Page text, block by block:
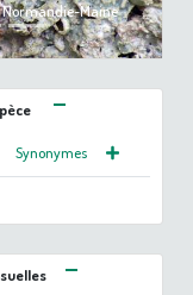
Normandie-Maine
Synonymes